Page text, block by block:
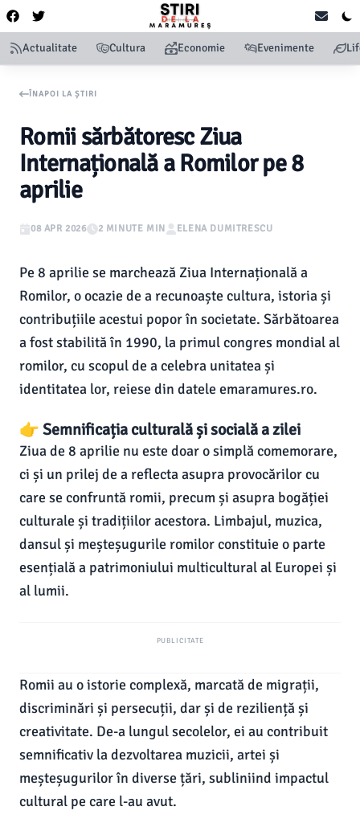
Actualitate Cultura Economie Evenimente
ÎNAPOI LA ȘTIRI
Romii sărbătoresc Ziua
Internațională a Romilor pe 8
aprilie
08 APR 2026 2 MINUTE MIN ELENA DUMITRESCU
Pe 8 aprilie se marchează Ziua Internațională a
Romilor, o ocazie de a recunoaște cultura, istoria și
contribuțiile acestui popor în societate. Sărbătoarea
a fost stabilită în 1990, la primul congres mondial al
romilor, cu scopul de a celebra unitatea și
identitatea lor, reiese din datele emaramures.ro.
👉 Semnificația culturală și socială a zilei
Ziua de 8 aprilie nu este doar o simplă comemorare,
ci și un prilej de a reflecta asupra provocărilor cu
care se confruntă romii, precum și asupra bogăției
culturale și tradițiilor acestora. Limbajul, muzica,
dansul și meșteșugurile romilor constituie o parte
esențială a patrimoniului multicultural al Europei și
al lumii.
PUBLICITATE
Romii au o istorie complexă, marcată de migrații,
discriminări și persecuții, dar și de reziliență și
creativitate. De-a lungul secolelor, ei au contribuit
semnificativ la dezvoltarea muzicii, artei și
meșteșugurilor în diverse țări, subliniind impactul
cultural pe care l-au avut.